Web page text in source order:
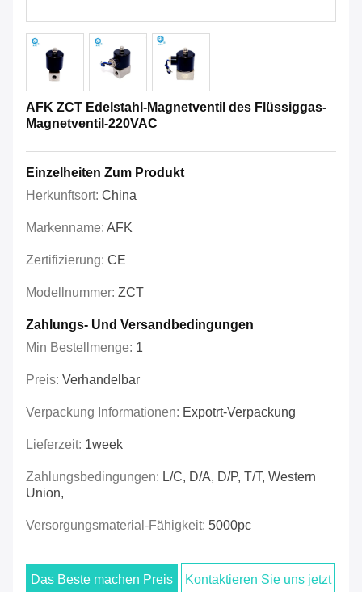
AFK ZCT Edelstahl-Magnetventil des Flüssiggas-
Magnetventil-220VAC
Einzelheiten Zum Produkt
Herkunftsort: China
Markenname: AFK
Zertifizierung: CE
Modellnummer: ZCT
Zahlungs- Und Versandbedingungen
Min Bestellmenge: 1
Preis: Verhandelbar
Verpackung Informationen: Expotrt-Verpackung
Lieferzeit: 1week
Zahlungsbedingungen: L/C, D/A, D/P, T/T, Western
Union,
Versorgungsmaterial-Fähigkeit: 5000pc
Das Beste machen Preis Kontaktieren Sie uns jetzt